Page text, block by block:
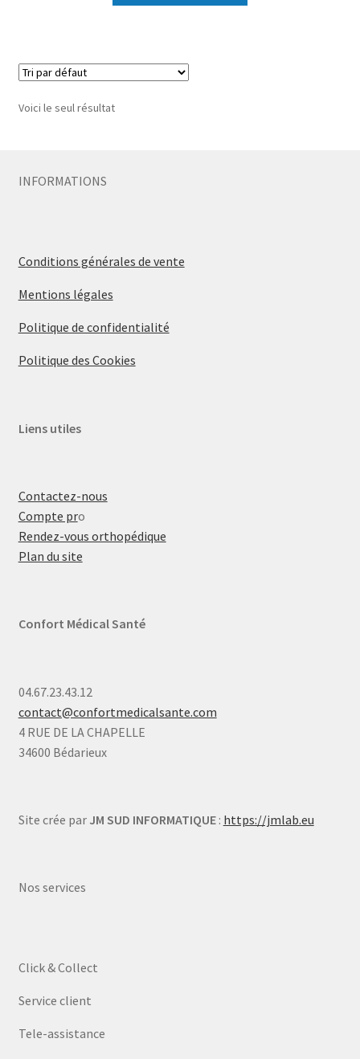
Voici le seul résultat
INFORMATIONS
Conditions générales de vente
Mentions légales
Politique de confidentialité
Politique des Cookies
Liens utiles
Contactez-nous
Compte pro
Rendez-vous orthopédique
Plan du site
Confort Médical Santé
04.67.23.43.12
contact@confortmedicalsante.com
4 RUE DE LA CHAPELLE
34600 Bédarieux
Site crée par JM SUD INFORMATIQUE: https://jmlab.eu
Nos services
Click & Collect
Service client
Tele-assistance